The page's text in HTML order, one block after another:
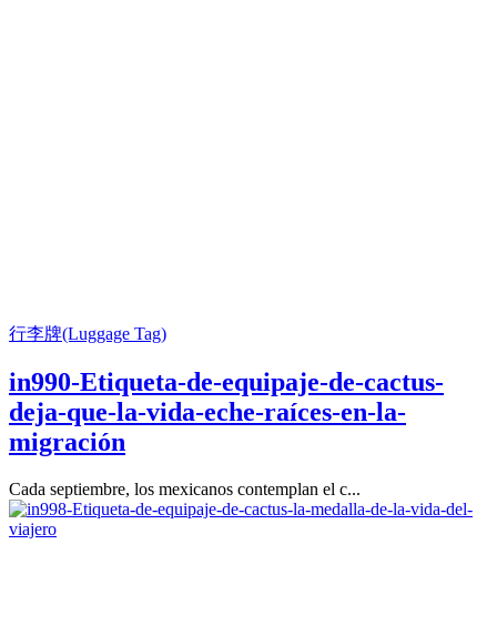
行李牌(Luggage Tag)
in990-Etiqueta-de-equipaje-de-cactus-
deja-que-la-vida-eche-raíces-en-la-
migración
Cada septiembre, los mexicanos contemplan el c...